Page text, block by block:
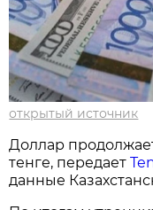
открытый источник
Доллар
тенге, передает
данные